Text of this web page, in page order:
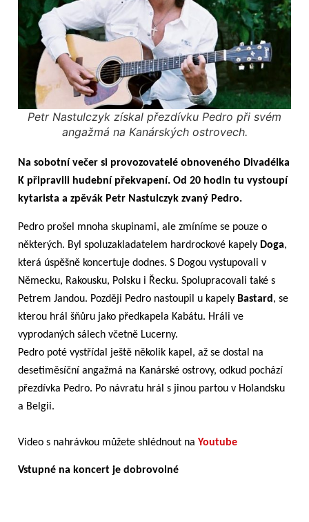
Petr Nastulczyk získal přezdívku Pedro při svém
angažmá na Kanárských ostrovech.
Na sobotní večer si provozovatelé obnoveného Divadélka
K připravili hudební překvapení. Od 20 hodin tu vystoupí
kytarista a zpěvák Petr Nastulczyk zvaný Pedro.
Pedro prošel mnoha skupinami, ale zmíníme se pouze o
některých. Byl spoluzakladatelem hardrockové kapely Doga,
která úspěšně koncertuje dodnes. S Dogou vystupovali v
Německu, Rakousku, Polsku i Řecku. Spolupracovali také s
Petrem Jandou. Později Pedro nastoupil u kapely Bastard , se
kterou hrál šňůru jako předkapela Kabátu. Hráli ve
vyprodaných sálech včetně Lucerny.
Pedro poté vystřídal ještě několik kapel, až se dostal na
desetiměsíční angažmá na Kanárské ostrovy, odkud pochází
přezdívka Pedro. Po návratu hrál s jinou partou v Holandsku
a Belgii.
Video s nahrávkou můžete shlédnout na Youtube
Vstupné na koncert je dobrovolné